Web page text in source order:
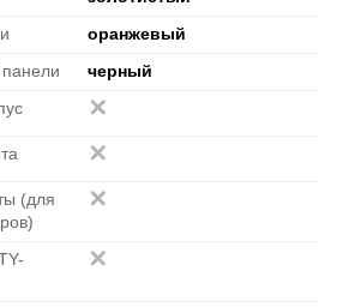
оранжевый
черный
(для